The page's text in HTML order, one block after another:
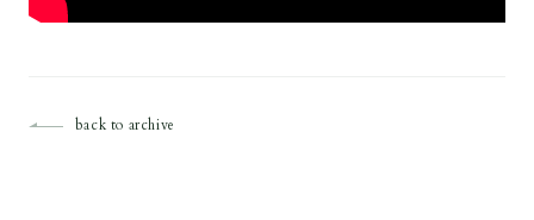
back to archive